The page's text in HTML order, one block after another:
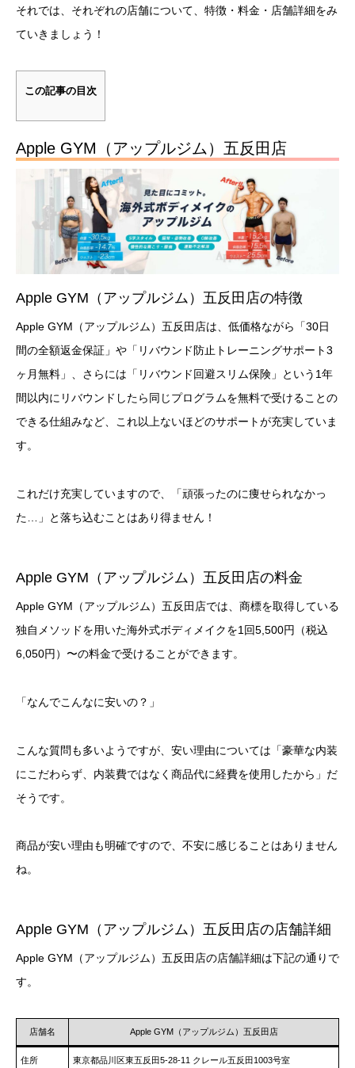
それでは、それぞれの店舗について、特徴・料金・店舗詳細をみ
ていきましょう！
この記事の目次
Apple GYM（アップルジム）五反田店
Apple GYM（アップルジム）五反田店の特徴
Apple GYM（アップルジム）五反田店は、低価格ながら「30日
間の全額返金保証」や「リバウンド防止トレーニングサポート3
ヶ月無料」、さらには「リバウンド回避スリム保険」という1年
間以内にリバウンドしたら同じプログラムを無料で受けることの
できる仕組みなど、これ以上ないほどのサポートが充実していま
す。
これだけ充実していますので、「頑張ったのに痩せられなかっ
た…」と落ち込むことはあり得ません！
Apple GYM（アップルジム）五反田店の料金
Apple GYM（アップルジム）五反田店では、商標を取得している
独自メソッドを用いた海外式ボディメイクを1回5,500円（税込
6,050円）〜の料金で受けることができます。
「なんでこんなに安いの？」
こんな質問も多いようですが、安い理由については「豪華な内装
にこだわらず、内装費ではなく商品代に経費を使用したから」だ
そうです。
商品が安い理由も明確ですので、不安に感じることはありません
ね。
Apple GYM（アップルジム）五反田店の店舗詳細
Apple GYM（アップルジム）五反田店の店舗詳細は下記の通りで
す。
店舗名 Apple GYM（アップルジム）五反田店
住所 東京都品川区東五反田5-28-11 クレール五反田1003号室